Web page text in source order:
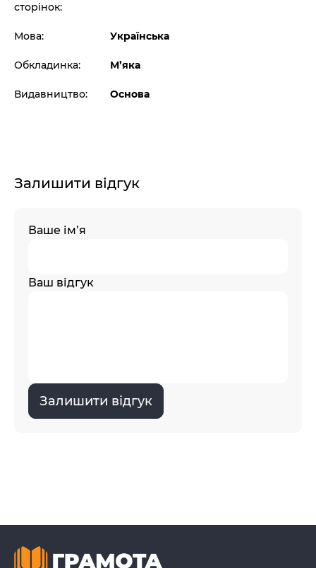
сторінок:
Мова: Українська
Обкладинка: М’яка
Видавництво: Основа
Залишити відгук
Ваше ім’я
Ваш відгук
Залишити відгук